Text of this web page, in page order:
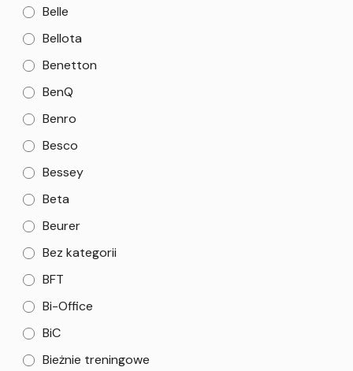
Belle
Bellota
Benetton
BenQ
Benro
Besco
Bessey
Beta
Beurer
Bez kategorii
BFT
Bi-Office
BiC
Bieżnie treningowe